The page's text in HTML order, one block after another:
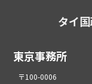
タイ
東京事務所
〒100-0006